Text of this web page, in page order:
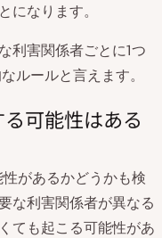
になります。
利害関係者ごとに1つ
ルールと言えます。
可能性はある
があるかどうかも検
な利害関係者が異なる
ても起こる可能性があ